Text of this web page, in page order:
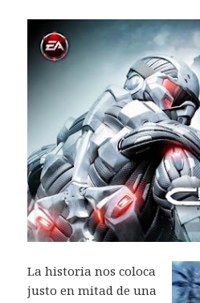
La historia nos coloca
justo en mitad de una